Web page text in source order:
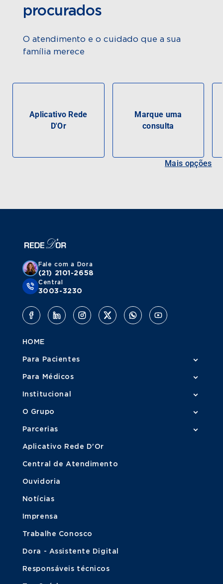
procurados
O atendimento e o cuidado que a sua
família merece
Aplicativo Rede
D'Or
Marque uma
consulta
Mais opções
Fale com a Dora
(21) 2101-2658
Central
3003-3230
HOME
Para Pacientes
Para Médicos
Institucional
O Grupo
Parcerias
Aplicativo Rede D'Or
Central de Atendimento
Ouvidoria
Notícias
Imprensa
Trabalhe Conosco
Dora - Assistente Digital
Responsáveis técnicos